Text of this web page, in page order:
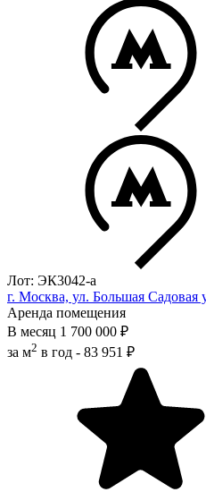
Лот: ЭК3042-a
г. Москва, ул. Большая Садовая
Аренда помещения
В месяц 1 700 000 ₽
за м2 в год - 83 951 ₽